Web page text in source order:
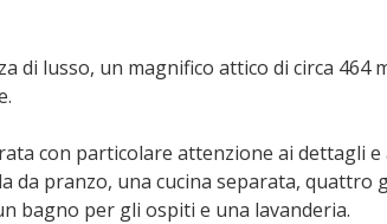
di lusso, un magnifico attico di circa 464
con particolare attenzione ai dettagli e
da pranzo, una cucina separata, quattro
bagno per gli ospiti e una lavanderia.